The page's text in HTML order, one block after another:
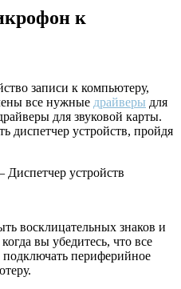
к
записи к компьютеру,
все нужные драйверы для
для звуковой карты.
диспетчер устройств, пройдя
устройств
восклицательных знаков и
вы убедитесь, что все
периферийное